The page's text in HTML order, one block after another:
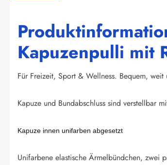
Kapuzenpulli mit
Für Freizeit, Sport & Wellness. Bequem,
Kapuze und Bundabschluss sind verstellbar
Kapuze innen unifarben abgesetzt
Unifarbene elastische Ärmelbündchen, zwei